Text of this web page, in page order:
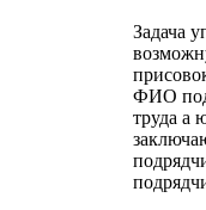
Задача
ФИО
труда а